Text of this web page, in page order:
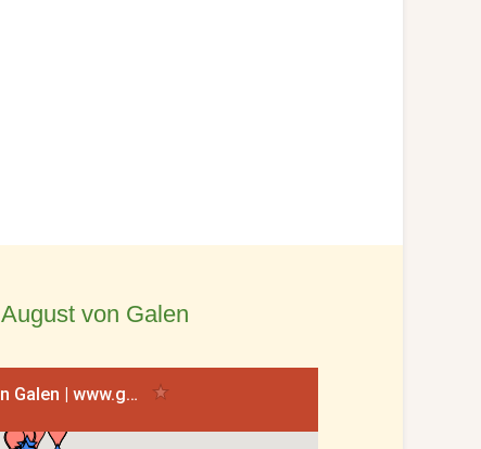
von Galen